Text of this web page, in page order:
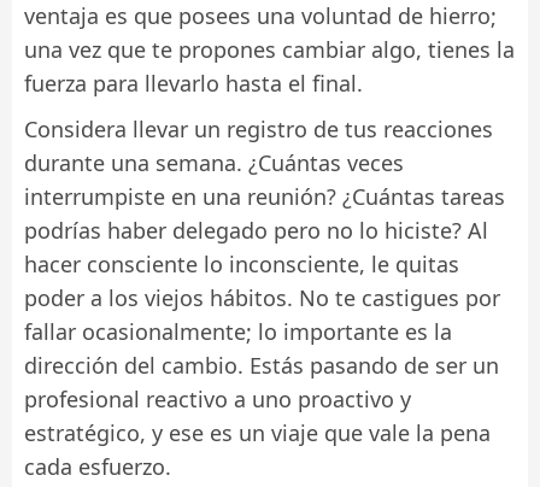
ventaja es que posees una voluntad de hierro;
una vez que te propones cambiar algo, tienes la
fuerza para llevarlo hasta el final.
Considera llevar un registro de tus reacciones
durante una semana. ¿Cuántas veces
interrumpiste en una reunión? ¿Cuántas tareas
podrías haber delegado pero no lo hiciste? Al
hacer consciente lo inconsciente, le quitas
poder a los viejos hábitos. No te castigues por
fallar ocasionalmente; lo importante es la
dirección del cambio. Estás pasando de ser un
profesional reactivo a uno proactivo y
estratégico, y ese es un viaje que vale la pena
cada esfuerzo.